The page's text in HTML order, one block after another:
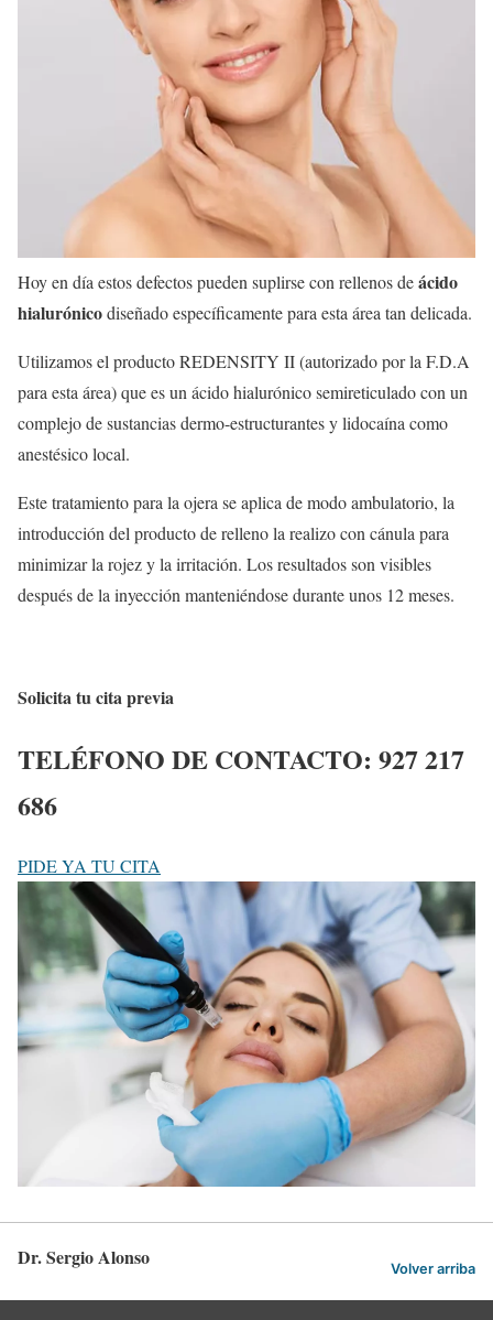
Hoy en día estos defectos pueden suplirse con rellenos deácido
hialurónicodiseñado específicamente para esta área tan delicada.
Utilizamos el producto REDENSITY II (autorizado por la F.D.A
para esta área) que es un ácido hialurónico semireticulado con un
complejo de sustancias dermo-estructurantes y lidocaína como
anestésico local.
Este tratamiento para la ojera se aplica de modo ambulatorio, la
introducción del producto de relleno la realizo con cánula para
minimizar la rojez y la irritación. Los resultados son visibles
después de la inyección manteniéndose durante unos 12 meses.
Solicita tu cita previa
TELÉFONO DE CONTACTO: 927 217
686
PIDE YA TU CITA
Dr. Sergio Alonso Volver arriba